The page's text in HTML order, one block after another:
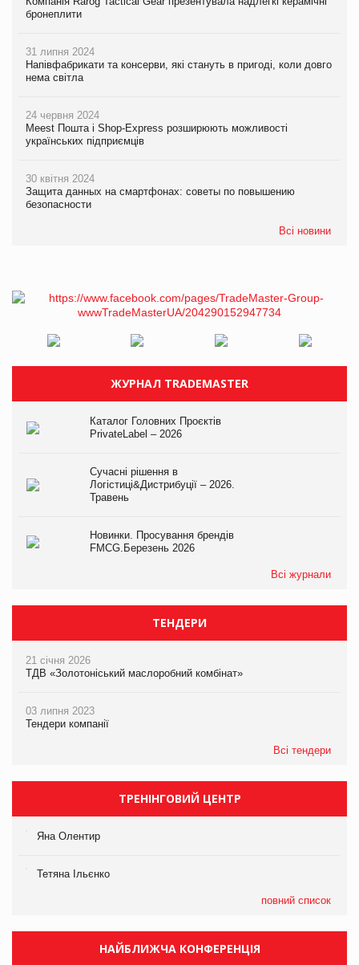
бронеплити
31 липня 2024
Напівфабрикати та консерви, які стануть в пригоді, коли довго
нема світла
24 червня 2024
Meest Пошта і Shop-Express розширюють можливості
українських підприємців
30 квітня 2024
Защита данных на смартфонах: советы по повышению
безопасности
Всі новини
ЖУРНАЛ TRADEMASTER
Каталог Головних Проєктів
PrivateLabel – 2026
Сучасні рішення в
Логістиці&Дистрибуції – 2026.
Травень
Новинки. Просування брендів
FMCG.Березень 2026
Всі журнали
ТЕНДЕРИ
21 січня 2026
ТДВ «Золотоніський маслоробний комбінат»
03 липня 2023
Тендери компанії
Всі тендери
ТРЕНІНГОВИЙ ЦЕНТР
Яна Олентир
Тетяна Ільєнко
повний список
НАЙБЛИЖЧА КОНФЕРЕНЦІЯ